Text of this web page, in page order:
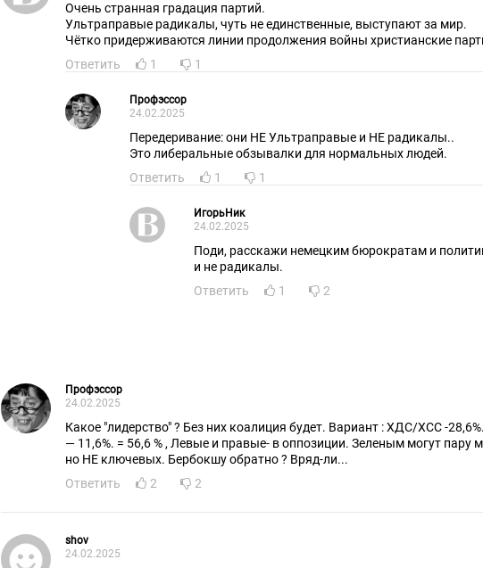
Очень странная градация партий.
Ультраправые радикалы, чуть не единственные, выступают за мир.
Чётко придерживаются линии продолжения войны христианские
Ответить
1 1
Профэссор
24.02.2025
Передеривание: они НЕ Ультраправые и НЕ радикалы..
Это либеральные обзывалки для нормальных людей.
Ответить
1 1
ИгорьНик
24.02.2025
Поди, расскажи немецким бюрократам и
и не радикалы.
Ответить
1 2
Профэссор
24.02.2025
Какое "лидерство" ? Без них коалиция будет. Вариант : ХДС/ХСС -28,6%. + СДПГ
— 11,6%. = 56,6 % , Левые и правые- в оппозиции. Зеленым могут пару
но НЕ ключевых. Бербокшу обратно ? Вряд-ли...
Ответить
2 2
shov
24.02.2025